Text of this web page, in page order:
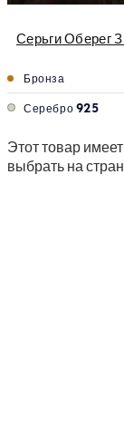
Серьги Оберег
Бронза
Серебро 925
Этот товар
выбрать на